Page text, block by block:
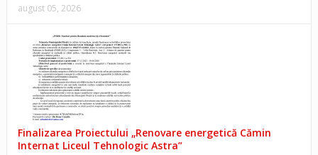
august 05, 2026
Finalizarea Proiectului „Renovare energetică Cămin
Internat Liceul Tehnologic Astra”